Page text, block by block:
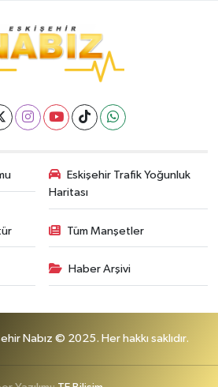
Eskişehir Trafik Yoğunluk
Haritası
Tüm Manşetler
Haber Arşivi
Nabız © 2025. Her hakkı saklıdır.